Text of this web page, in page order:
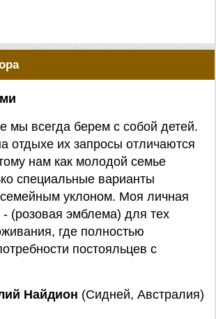
мы всегда берем с собой детей.
отдыхе их запросы отличаются
нам как молодой семье
специальные варианты
уклоном. Моя личная
(розовая эмблема) для тех
где полностью
постояльцев с
Найдион (Сидней, Австралия)